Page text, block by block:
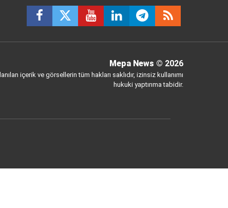
Mepa News © 2026
içerik ve görsellerin tüm hakları saklıdır, izinsiz kullanımı
hukuki yaptırıma tabidir.